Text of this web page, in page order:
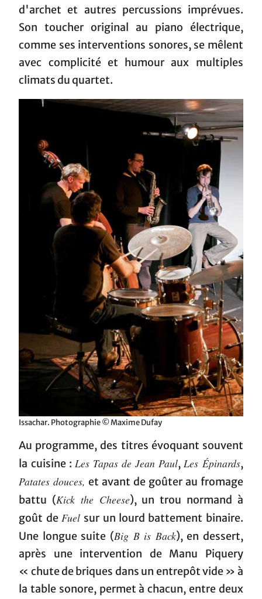
d'archet et autres percussions imprévues.
Son toucher original au piano électrique,
comme ses interventions sonores, se mêlent
avec complicité et humour aux multiples
climats du quartet.
Issachar. Photographie © Maxime Dufay
Au programme, des titres évoquant souvent
la cuisine : Les Tapas de Jean Paul,Les Épinards,
Patates douces, et avant de goûter au fromage
battu (Kick the Cheese), un trou normand à
goût deFuel sur un lourd battement binaire.
Une longue suite (Big B is Back), en dessert,
après une intervention de Manu Piquery
« chute de briques dans un entrepôt vide » à
la table sonore, permet à chacun, entre deux